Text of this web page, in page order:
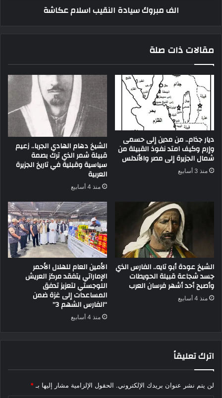
الف مبروك سيادة النقيب اسلام عكاشة
مقالات ذات صلة
ديار جذام.. من مدين إلى حسمى
وإرم وكيف امتد نفوذ القبيلة من
شمال الجزيرة إلى مصر والأندلس
منذ 3 أسابيع
الشيخ دهام الهادي الجربا.. زعيم
قبيلة شمر الذي ترك بصمة
سياسية وقبلية في تاريخ الجزيرة
العربية
منذ 4 أسابيع
الشيخ عودة أبو تايه.. الفارس الذي
جسد شجاعة قبيلة الحويطات
وأصبح أحد أشهر فرسان العرب
منذ 4 أسابيع
الأمين العام للهلال الأحمر
الإماراتي يتفقد مركز العريش
اللوجستي لتعزيز تدفق
المساعدات إلى غزة ضمن
“الفارس الشهم 3”
منذ 4 أسابيع
اترك تعليقاً
لن يتم نشر عنوان بريدك الإلكتروني. الحقول الإلزامية مشار إليها بـ *